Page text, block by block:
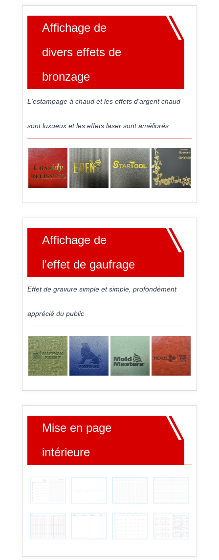
Affichage de
divers effets de
bronzage
L'estampage à chaud et les effets d'argent chaud
sont luxueux et les effets laser sont améliorés
Affichage de
l'effet de gaufrage
Effet de gravure simple et simple, profondément
apprécié du public
Mise en page
intérieure